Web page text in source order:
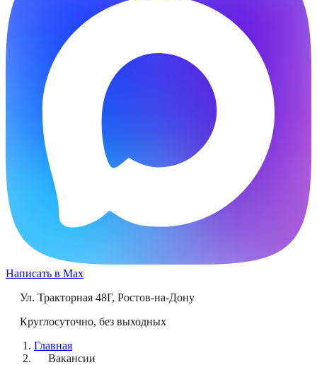
Написать в Max
Ул. Тракторная 48Г, Ростов-на-Дону
Круглосуточно, без выходных
Главная
Вакансии